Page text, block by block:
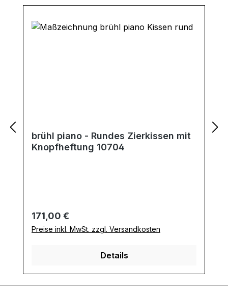
brühl piano - Rundes Zierkissen mit
Knopfheftung 10704
Regulärer Preis:
171,00 €
Preise inkl. MwSt. zzgl. Versandkosten
Details